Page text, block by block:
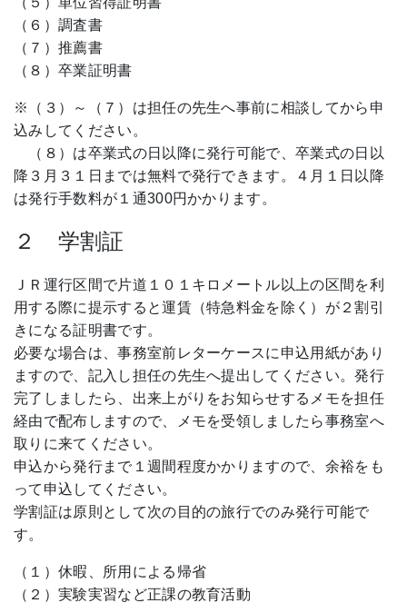
（６）調査書
（７）推薦書
（８）卒業証明書
※（３）～（７）は担任の先生へ事前に相談してから申
込みしてください。
（８）は卒業式の日以降に発行可能で、卒業式の日以
降３月３１日までは無料で発行できます。４月１日以降
は発行手数料が１通300円かかります。
２ 学割証
ＪＲ運行区間で片道１０１キロメートル以上の区間を利
用する際に提示すると運賃（特急料金を除く）が２割引
きになる証明書です。
必要な場合は、事務室前レターケースに申込用紙があり
ますので、記入し担任の先生へ提出してください。発行
完了しましたら、出来上がりをお知らせするメモを担任
経由で配布しますので、メモを受領しましたら事務室へ
取りに来てください。
申込から発行まで１週間程度かかりますので、余裕をも
って申込してください。
学割証は原則として次の目的の旅行でのみ発行可能で
す。
（１）休暇、所用による帰省
（２）実験実習など正課の教育活動